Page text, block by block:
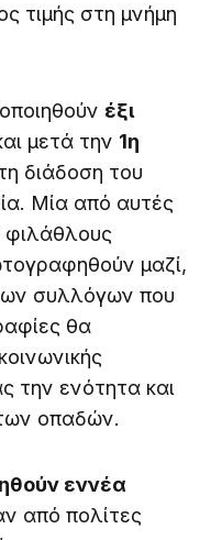
τιμής στη μνήμη
έξι
μετά την 1η
διάδοση του
Μία από αυτές
φιλάθλους
μαζί,
συλλόγων που
θα
την ενότητα και
οπαδών.
εννέα
από πολίτες